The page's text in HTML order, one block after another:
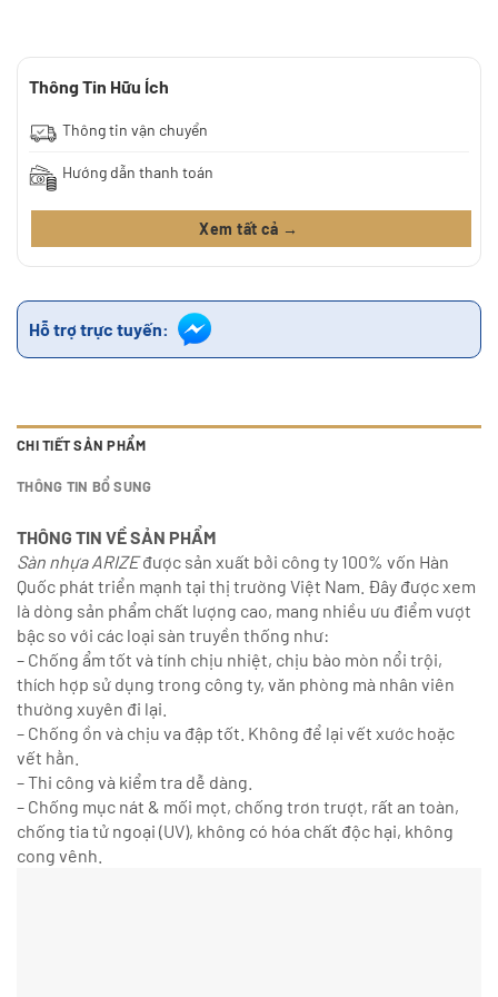
Thông Tin Hữu Ích
Thông tin vận chuyển
Hướng dẫn thanh toán
Xem tất cả →
Hỗ trợ trực tuyến:
CHI TIẾT SẢN PHẨM
THÔNG TIN BỔ SUNG
THÔNG TIN VỀ SẢN PHẨM
Sàn nhựa ARIZEđược sản xuất bởi công ty 100% vốn Hàn
Quốc phát triển mạnh tại thị trường Việt Nam. Đây được xem
là dòng sản phẩm chất lượng cao, mang nhiều ưu điểm vượt
bậc so với các loại sàn truyền thống như:
– Chống ẩm tốt và tính chịu nhiệt, chịu bào mòn nổi trội,
thích hợp sử dụng trong công ty, văn phòng mà nhân viên
thường xuyên đi lại.
– Chống ồn và chịu va đập tốt. Không để lại vết xước hoặc
vết hằn.
– Thi công và kiểm tra dễ dàng.
– Chống mục nát & mối mọt, chống trơn trượt, rất an toàn,
chống tia tử ngoại (UV), không có hóa chất độc hại, không
cong vênh.